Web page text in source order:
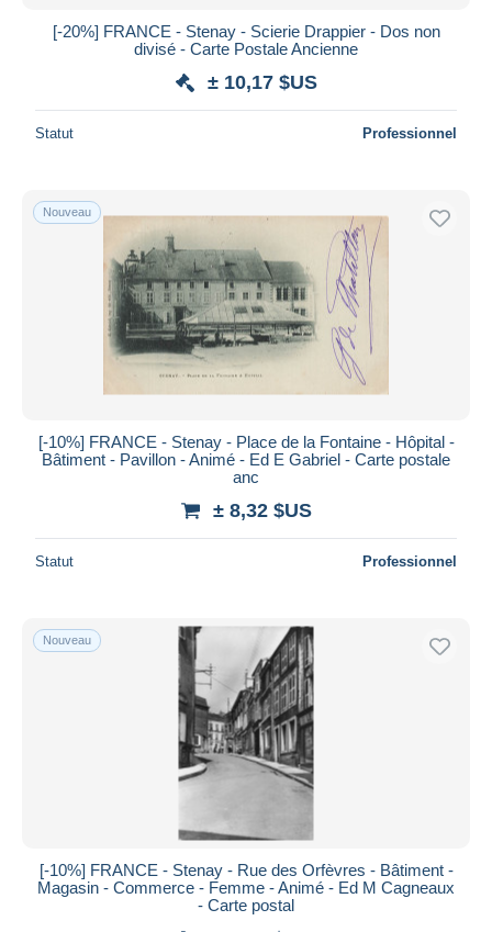
[-20%] FRANCE - Stenay - Scierie Drappier - Dos non
divisé - Carte Postale Ancienne
± 10,17 $US
Statut Professionnel
Nouveau
[-10%] FRANCE - Stenay - Place de la Fontaine - Hôpital -
Bâtiment - Pavillon - Animé - Ed E Gabriel - Carte postale
anc
± 8,32 $US
Statut Professionnel
Nouveau
[-10%] FRANCE - Stenay - Rue des Orfèvres - Bâtiment -
Magasin - Commerce - Femme - Animé - Ed M Cagneaux
- Carte postal